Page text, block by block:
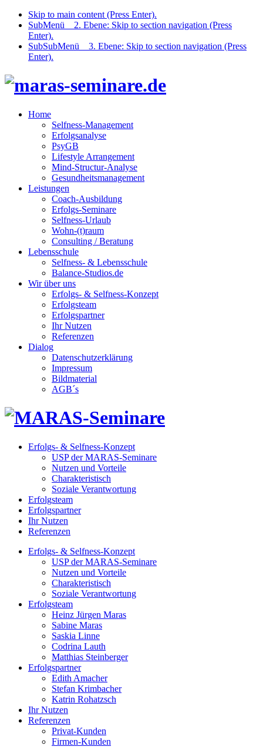
Skip to main content (Press Enter).
SubMenü _ 2. Ebene: Skip to section navigation (Press
Enter).
SubSubMenü _ 3. Ebene: Skip to section navigation (Press
Enter).
Home
Selfness-Management
Erfolgsanalyse
PsyGB
Lifestyle Arrangement
Mind-Structur-Analyse
Gesundheitsmanagement
Leistungen
Coach-Ausbildung
Erfolgs-Seminare
Selfness-Urlaub
Wohn-(t)raum
Consulting / Beratung
Lebensschule
Selfness- & Lebensschule
Balance-Studios.de
Wir über uns
Erfolgs- & Selfness-Konzept
Erfolgsteam
Erfolgspartner
Ihr Nutzen
Referenzen
Dialog
Datenschutzerklärung
Impressum
Bildmaterial
AGB´s
Erfolgs- & Selfness-Konzept
USP der MARAS-Seminare
Nutzen und Vorteile
Charakteristisch
Soziale Verantwortung
Erfolgsteam
Erfolgspartner
Ihr Nutzen
Referenzen
Erfolgs- & Selfness-Konzept
USP der MARAS-Seminare
Nutzen und Vorteile
Charakteristisch
Soziale Verantwortung
Erfolgsteam
Heinz Jürgen Maras
Sabine Maras
Saskia Linne
Codrina Lauth
Matthias Steinberger
Erfolgspartner
Edith Amacher
Stefan Krimbacher
Katrin Rohatzsch
Ihr Nutzen
Referenzen
Privat-Kunden
Firmen-Kunden